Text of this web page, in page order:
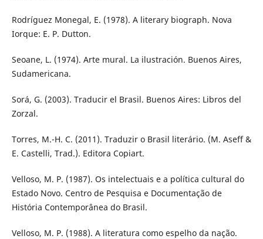
Rodríguez Monegal, E. (1978). A literary biograph. Nova
Iorque: E. P. Dutton.
Seoane, L. (1974). Arte mural. La ilustración. Buenos Aires,
Sudamericana.
Sorá, G. (2003). Traducir el Brasil. Buenos Aires: Libros del
Zorzal.
Torres, M.-H. C. (2011). Traduzir o Brasil literário. (M. Aseff &
E. Castelli, Trad.). Editora Copiart.
Velloso, M. P. (1987). Os intelectuais e a política cultural do
Estado Novo. Centro de Pesquisa e Documentação de
História Contemporânea do Brasil.
Velloso, M. P. (1988). A literatura como espelho da nação.